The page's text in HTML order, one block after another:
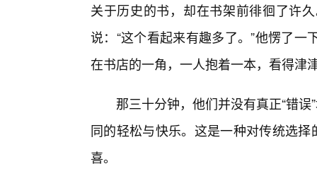
关于历史的书，却在书架前徘徊了许
说：“这个看起来有趣多了。”他愣了
在书店的一角，一人抱着一本，看得津
那三十分钟，他们并没有真正“错
同的轻松与快乐。这是一种对传统选
喜。